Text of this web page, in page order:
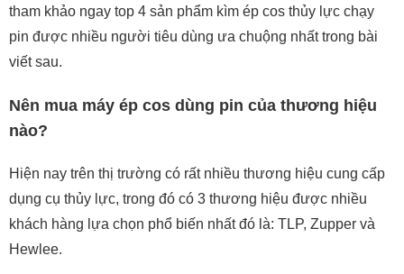
tham khảo ngay top 4 sản phẩm kìm ép cos thủy lực chạy
pin được nhiều người tiêu dùng ưa chuộng nhất trong bài
viết sau.
Nên mua máy ép cos dùng pin của thương hiệu
nào?
Hiện nay trên thị trường có rất nhiều thương hiệu cung cấp
dụng cụ thủy lực, trong đó có 3 thương hiệu được nhiều
khách hàng lựa chọn phổ biến nhất đó là: TLP, Zupper và
Hewlee.